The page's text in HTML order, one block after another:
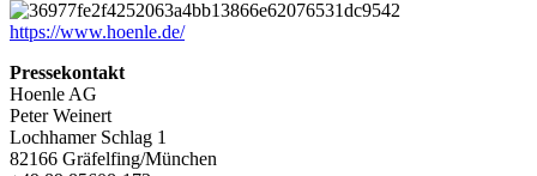
https://www.hoenle.de/
Pressekontakt
Hoenle AG
Peter Weinert
Lochhamer Schlag 1
82166 Gräfelfing/München